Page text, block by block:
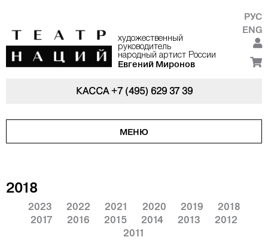
художественный
руководитель
народный артист России
Евгений Миронов
РУС
ENG
КАССА+7 (495) 629 37 39
МЕНЮ
2018
2023 2022 2021 2020 2019
2018
2017
2016 2015 2014 2013
2012
2011